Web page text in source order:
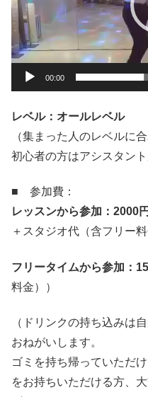
ー
ヤ
ー
00:00
レベル：オールレベル
（集まった人のレベルに
初心者の方はアシスタン
■ 参加費：
レッスンから参加： 2000
＋スタジオ代（含フリー料
フリータイムから参加：
料金））
（ドリンクの持ち込みは
おねがいします。
ゴミを持ち帰っていただ
をお持ちいただける方、